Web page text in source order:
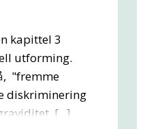
kapittel 3
utforming.
"fremme
diskriminering
[...]